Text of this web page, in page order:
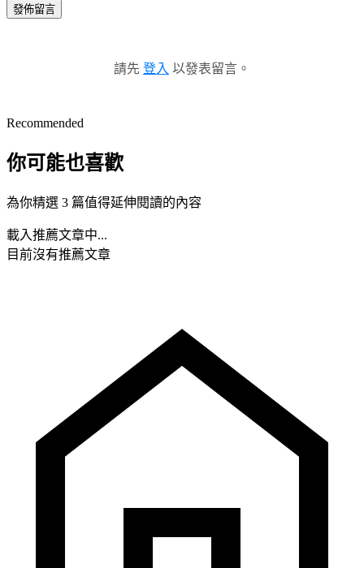
發佈留言
請先 登入 以發表留言。
Recommended
你可能也喜歡
為你精選 3 篇值得延伸閱讀的內容
載入推薦文章中...
目前沒有推薦文章